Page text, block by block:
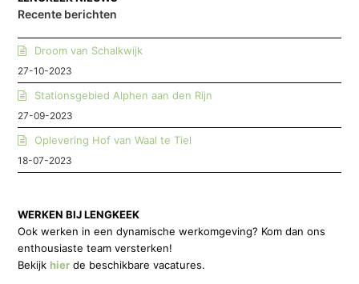
Recente berichten
Droom van Schalkwijk
27-10-2023
Stationsgebied Alphen aan den Rijn
27-09-2023
Oplevering Hof van Waal te Tiel
18-07-2023
WERKEN BIJ LENGKEEK
Ook werken in een dynamische werkomgeving? Kom dan ons
enthousiaste team versterken!
Bekijkhier de beschikbare vacatures.